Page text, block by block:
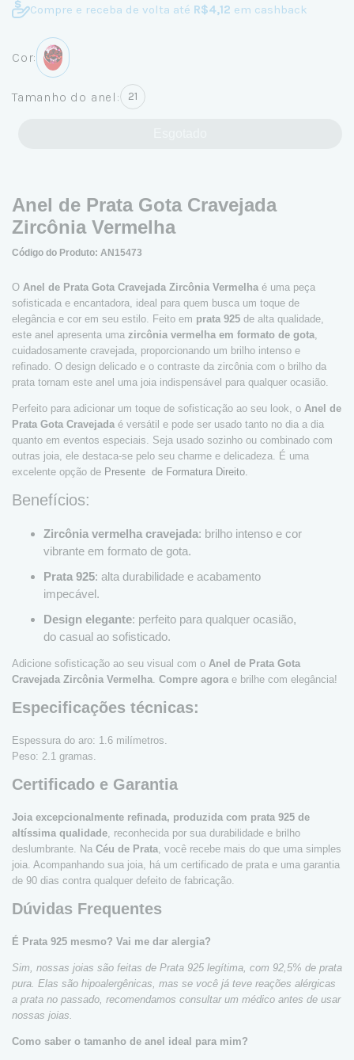
Compre e receba de volta até R$4,12 em cashback
Cor:
Tamanho do anel: 21
Anel de Prata Gota Cravejada
Zircônia Vermelha
Código do Produto: AN15473
O Anel de Prata Gota Cravejada Zircônia Vermelha é uma peça
sofisticada e encantadora, ideal para quem busca um toque de
elegância e cor em seu estilo. Feito em prata 925 de alta qualidade,
este anel apresenta uma zircônia vermelha em formato de gota
cuidadosamente cravejada, proporcionando um brilho intenso e
refinado. O design delicado e o contraste da zircônia com o brilho da
prata tornam este anel uma joia indispensável para qualquer ocasião.
Perfeito para adicionar um toque de sofisticação ao seu look, o Anel de
Prata Gota Cravejada é versátil e pode ser usado tanto no dia a dia
quanto em eventos especiais. Seja usado sozinho ou combinado com
outras joia, ele destaca-se pelo seu charme e delicadeza. É uma
excelente opção de Presente de Formatura Direito.
Benefícios:
Zircônia vermelha cravejada: brilho intenso e cor
vibrante em formato de gota.
Prata 925: alta durabilidade e acabamento
impecável.
Design elegante: perfeito para qualquer ocasião,
do casual ao sofisticado.
Adicione sofisticação ao seu visual com o Anel de Prata Gota
Cravejada Zircônia Vermelha Compre agora e brilhe com elegância!
Especificações técnicas:
Espessura do aro: 1.6 milímetros.
Peso: 2.1 gramas.
Certificado e Garantia
Joia excepcionalmente refinada, produzida com prata 925 de
altíssima qualidade , reconhecida por sua durabilidade e brilho
deslumbrante. Na Céu de Prata , você recebe mais do que uma simples
joia. Acompanhando sua joia, há um certificado de prata e uma garantia
de 90 dias contra qualquer defeito de fabricação.
Dúvidas Frequentes
É Prata 925 mesmo? Vai me dar alergia?
Sim, nossas joias são feitas de Prata 925 legítima, com 92,5% de prata
pura. Elas são hipoalergênicas, mas se você já teve reações alérgicas
a prata no passado, recomendamos consultar um médico antes de usar
nossas joias.
Como saber o tamanho de anel ideal para mim?